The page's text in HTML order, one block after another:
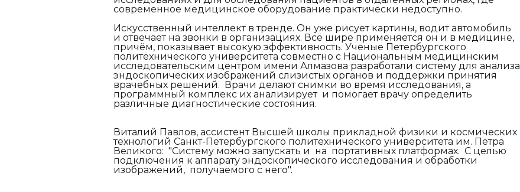
современное медицинское оборудование практически недоступно.
Искусственный интеллект в тренде. Он уже рисует картины, водит автомобиль
и отвечает на звонки в организациях. Всё шире применяется он и в медицине,
причём, показывает высокую эффективность. Ученые Петербургского
политехнического университета совместно с Национальным медицинским
исследовательским центром имени Алмазова разработали систему для анализа
эндоскопических изображений слизистых органов и поддержки принятия
врачебных решений. Врачи делают снимки во время исследования, а
программный комплекс их анализирует и помогает врачу определить
различные диагностические состояния.
Виталий Павлов, ассистент Высшей школы прикладной физики и космических
технологий Санкт-Петербургского политехнического университета им. Петра
Великого: "Систему можно запускать и на портативных платформах. С целью
подключения к аппарату эндоскопического исследования и обработки
изображений, получаемого с него".